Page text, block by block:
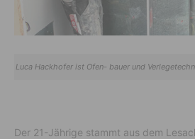
Luca Hackhofer ist Ofen- bauer und
Der 21-Jährige stammt aus dem